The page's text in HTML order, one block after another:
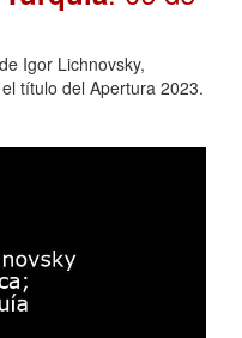
Igor Lichnovsky,
título del Apertura 2023.